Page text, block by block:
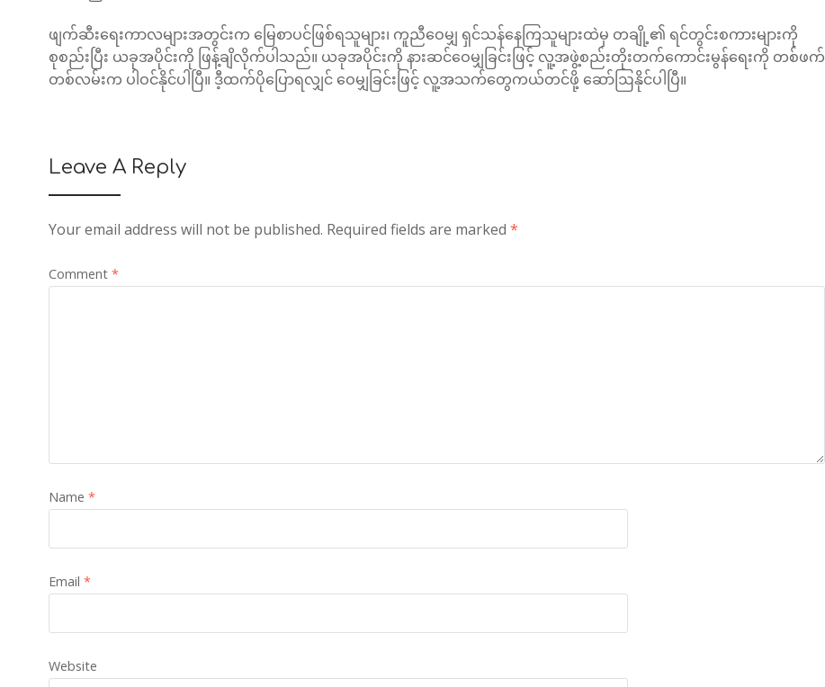
ဖျက်ဆီးရေးကာလများအတွင်းက မြေစာပင်ဖြစ်ရသူများ၊ ကူညီဝေမျှ ရှင်သန်နေကြသူများထဲမှ တချို့၏ ရင်တွင်းစကားများကို
စုစည်းပြီး ယခုအပိုင်းကို ဖြန့်‌ချိလိုက်ပါသည်။ ယခုအပိုင်းကို နားဆင်ဝေမျှခြင်းဖြင့် လူ့အဖွဲ့စည်းတိုးတက်ကောင်းမွန်ရေးကို တစ်ဖက်
တစ်လမ်းက ပါဝင်နိုင်ပါပြီ။ ဒီ့ထက်ပိုပြောရလျှင် ဝေမျှခြင်းဖြင့် လူ့အသက်တွေကယ်တင်‌ဖို့ ဆော်ဩနိုင်ပါပြီ။
Leave A Reply
Your email address will not be published. Required fields are marked *
Comment *
Name *
Email *
Website